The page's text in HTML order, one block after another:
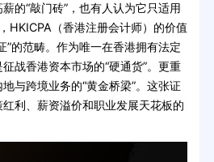
的“敲门砖”，也有人认为它只适用
HKICPA（香港注册会计师）的价值
”的范畴。作为唯一在香港拥有法定
战香港资本市场的“硬通货”。更重
与跨境业务的“黄金桥梁”。这张证
利、薪资溢价和职业发展天花板的